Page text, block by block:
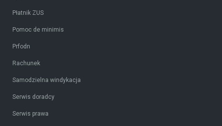
Płatnik ZUS
Pomoc de minimis
Prfodn
Rachunek
Samodzielna windykacja
Serwis doradcy
Serwis prawa